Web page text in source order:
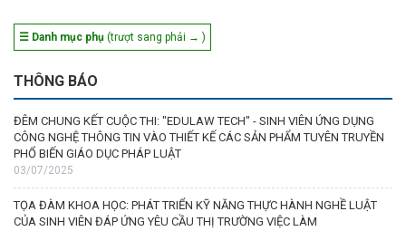
☰ Danh mục phụ (trượt sang phải → )
THÔNG BÁO
ĐÊM CHUNG KẾT CUỘC THI: "EDULAW TECH" - SINH VIÊN ỨNG DỤNG
CÔNG NGHỆ THÔNG TIN VÀO THIẾT KẾ CÁC SẢN PHẨM TUYÊN TRUYỀN
PHỔ BIẾN GIÁO DỤC PHÁP LUẬT
03/07/2025
TỌA ĐÀM KHOA HỌC: PHÁT TRIỂN KỸ NĂNG THỰC HÀNH NGHỀ LUẬT
CỦA SINH VIÊN ĐÁP ỨNG YÊU CẦU THỊ TRƯỜNG VIỆC LÀM